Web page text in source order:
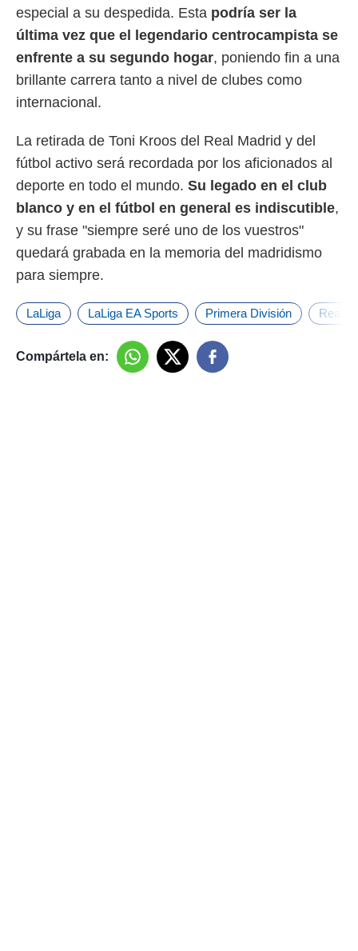
especial a su despedida. Esta podría ser la
última vez que el legendario centrocampista se
enfrente a su segundo hogar, poniendo fin a una
brillante carrera tanto a nivel de clubes como
internacional.
La retirada de Toni Kroos del Real Madrid y del
fútbol activo será recordada por los aficionados al
deporte en todo el mundo. Su legado en el club
blanco y en el fútbol en general es indiscutible,
y su frase "siempre seré uno de los vuestros"
quedará grabada en la memoria del madridismo
para siempre.
LaLiga LaLiga EA Sports Primera División Real
Compártela en: